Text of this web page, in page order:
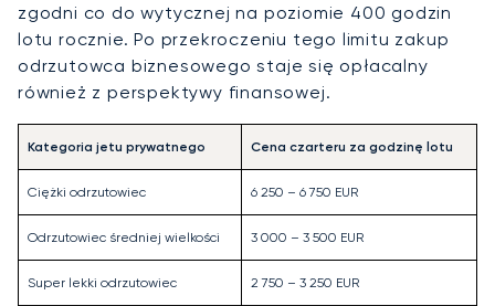
zgodni co do wytycznej na poziomie 400 godzin
lotu rocznie. Po przekroczeniu tego limitu zakup
odrzutowca biznesowego staje się opłacalny
również z perspektywy finansowej.
Kategoria jetu prywatnego Cena czarteru za godzinę lotu
Ciężki odrzutowiec 6 250 – 6 750 EUR
Odrzutowiec średniej wielkości 3 000 – 3 500 EUR
Super lekki odrzutowiec 2 750 – 3 250 EUR